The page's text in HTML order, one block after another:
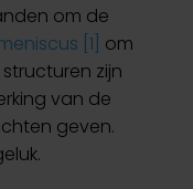
om de
[1] om
zijn
van de
geven.